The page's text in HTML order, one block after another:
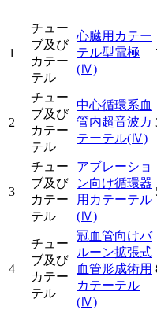
1
チュー
ブ及び
カテー
テル
心臓用カテー
テル型電極
(Ⅳ)
2
チュー
ブ及び
カテー
テル
中心循環系血
管内超音波カ
テーテル(Ⅳ)
3
チュー
ブ及び
カテー
テル
アブレーショ
ン向け循環器
用カテーテル
(Ⅳ)
4
チュー
ブ及び
カテー
テル
冠血管向けバ
ルーン拡張式
血管形成術用
カテーテル
(Ⅳ)